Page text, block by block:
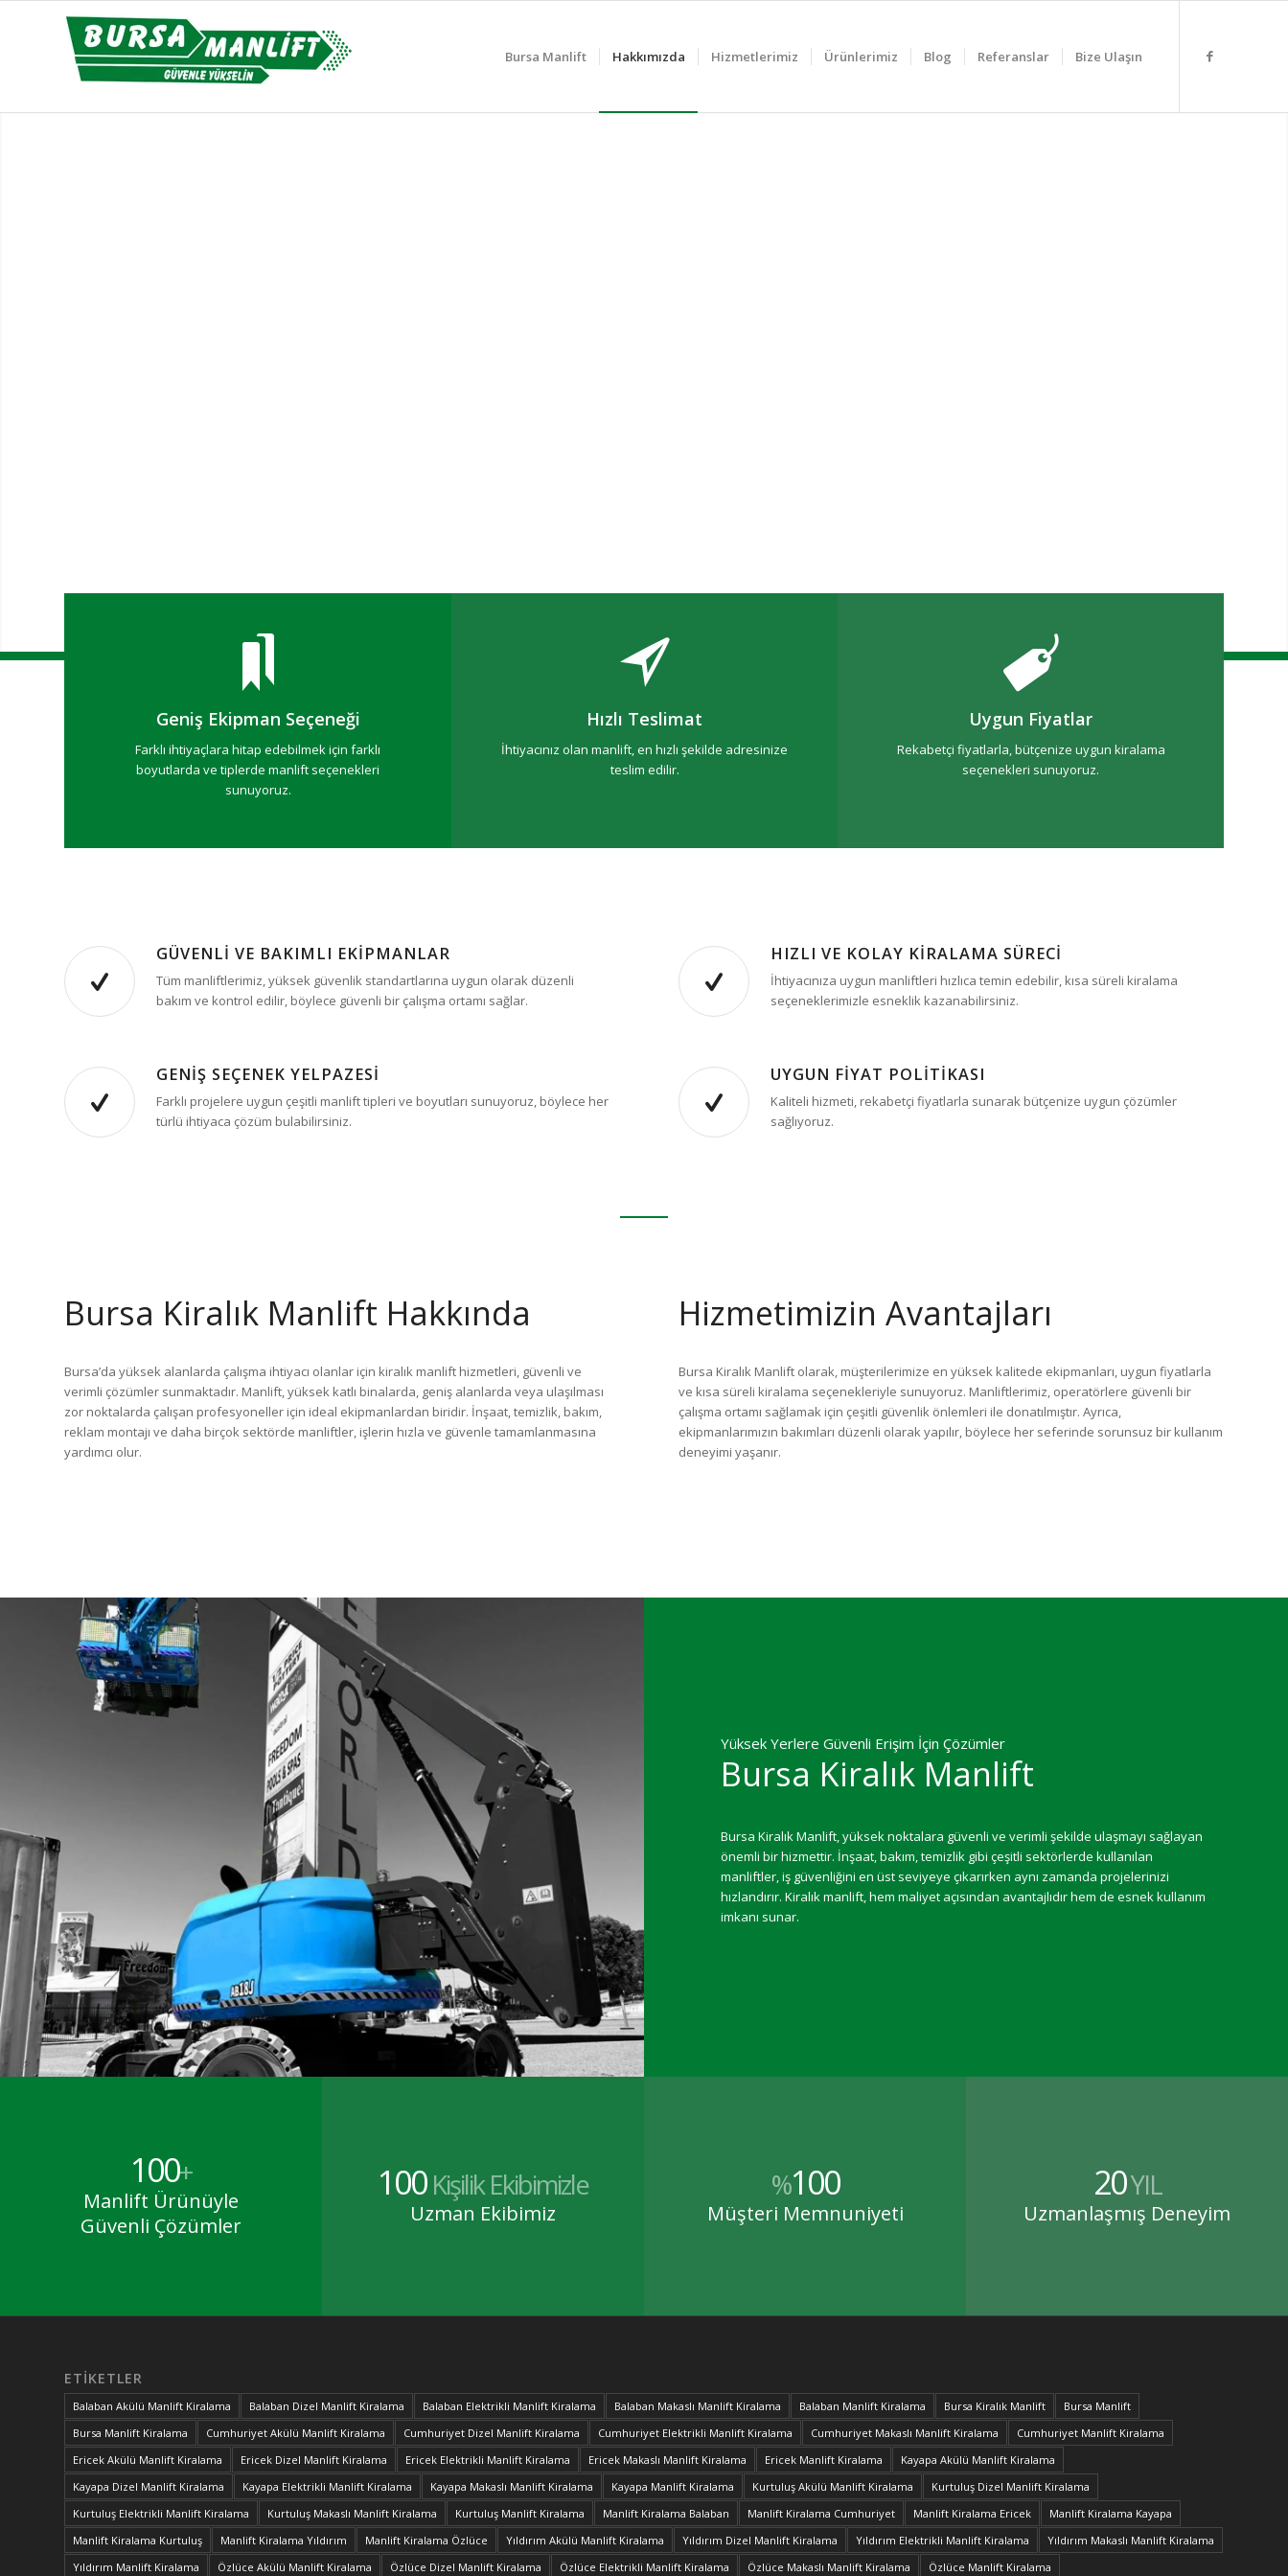
Bursa Manlift Hakkımızda Hizmetlerimiz Ürünlerimiz Blog Referanslar Bize Ulaşın
Geniş Ekipman Seçeneği
Farklı ihtiyaçlara hitap edebilmek için farklı
boyutlarda ve tiplerde manlift seçenekleri
sunuyoruz.
Hızlı Teslimat
İhtiyacınız olan manlift, en hızlı şekilde adresinize
teslim edilir.
Uygun Fiyatlar
Rekabetçi fiyatlarla, bütçenize uygun kiralama
seçenekleri sunuyoruz.
GÜVENLİ VE BAKIMLI EKİPMANLAR
Tüm manliftlerimiz, yüksek güvenlik standartlarına uygun olarak düzenli
bakım ve kontrol edilir, böylece güvenli bir çalışma ortamı sağlar.
HIZLI VE KOLAY KİRALAMA SÜRECİ
İhtiyacınıza uygun manliftleri hızlıca temin edebilir, kısa süreli kiralama
seçeneklerimizle esneklik kazanabilirsiniz.
GENİŞ SEÇENEK YELPAZESİ
Farklı projelere uygun çeşitli manlift tipleri ve boyutları sunuyoruz, böylece her
türlü ihtiyaca çözüm bulabilirsiniz.
UYGUN FİYAT POLİTİKASI
Kaliteli hizmeti, rekabetçi fiyatlarla sunarak bütçenize uygun çözümler
sağlıyoruz.
Bursa Kiralık Manlift Hakkında
Bursa’da yüksek alanlarda çalışma ihtiyacı olanlar için kiralık manlift hizmetleri, güvenli ve
verimli çözümler sunmaktadır. Manlift, yüksek katlı binalarda, geniş alanlarda veya ulaşılması
zor noktalarda çalışan profesyoneller için ideal ekipmanlardan biridir. İnşaat, temizlik, bakım,
reklam montajı ve daha birçok sektörde manliftler, işlerin hızla ve güvenle tamamlanmasına
yardımcı olur.
Hizmetimizin Avantajları
Bursa Kiralık Manlift olarak, müşterilerimize en yüksek kalitede ekipmanları, uygun fiyatlarla
ve kısa süreli kiralama seçenekleriyle sunuyoruz. Manliftlerimiz, operatörlere güvenli bir
çalışma ortamı sağlamak için çeşitli güvenlik önlemleri ile donatılmıştır. Ayrıca,
ekipmanlarımızın bakımları düzenli olarak yapılır, böylece her seferinde sorunsuz bir kullanım
deneyimi yaşanır.
Yüksek Yerlere Güvenli Erişim İçin Çözümler
Bursa Kiralık Manlift
Bursa Kiralık Manlift, yüksek noktalara güvenli ve verimli şekilde ulaşmayı sağlayan
önemli bir hizmettir. İnşaat, bakım, temizlik gibi çeşitli sektörlerde kullanılan
manliftler, iş güvenliğini en üst seviyeye çıkarırken aynı zamanda projelerinizi
hızlandırır. Kiralık manlift, hem maliyet açısından avantajlıdır hem de esnek kullanım
imkanı sunar.
100+
Manlift Ürünüyle
Güvenli Çözümler
100Kişilik Ekibimizle
Uzman Ekibimiz
%100
Müşteri Memnuniyeti
20YIL
Uzmanlaşmış Deneyim
ETIKETLER
Balaban Akülü Manlift Kiralama Balaban Dizel Manlift Kiralama Balaban Elektrikli Manlift Kiralama Balaban Makaslı Manlift Kiralama Balaban Manlift Kiralama Bursa Kiralık Manlift
Bursa Manlift
Bursa Manlift Kiralama
Cumhuriyet Akülü Manlift Kiralama Cumhuriyet Dizel Manlift Kiralama Cumhuriyet Elektrikli Manlift Kiralama Cumhuriyet Makaslı Manlift Kiralama
Cumhuriyet Manlift Kiralama
Ericek Akülü Manlift Kiralama
Ericek Dizel Manlift Kiralama Ericek Elektrikli Manlift Kiralama Ericek Makaslı Manlift Kiralama Ericek Manlift Kiralama
Kayapa Akülü Manlift Kiralama
Kayapa Dizel Manlift Kiralama
Kayapa Elektrikli Manlift Kiralama Kayapa Makaslı Manlift Kiralama Kayapa Manlift Kiralama Kurtuluş Akülü Manlift Kiralama
Kurtuluş Dizel Manlift Kiralama
Kurtuluş Elektrikli Manlift Kiralama
Kurtuluş Makaslı Manlift Kiralama Kurtuluş Manlift Kiralama Manlift Kiralama Balaban Manlift Kiralama Cumhuriyet Manlift Kiralama Ericek
Manlift Kiralama Kayapa
Manlift Kiralama Kurtuluş
Manlift Kiralama Yıldırım Manlift Kiralama Özlüce Yıldırım Akülü Manlift Kiralama Yıldırım Dizel Manlift Kiralama Yıldırım Elektrikli Manlift Kiralama
Yıldırım Makaslı Manlift Kiralama
Yıldırım Manlift Kiralama
Özlüce Akülü Manlift Kiralama Özlüce Dizel Manlift Kiralama Özlüce Elektrikli Manlift Kiralama Özlüce Makaslı Manlift Kiralama Özlüce Manlift Kiralama